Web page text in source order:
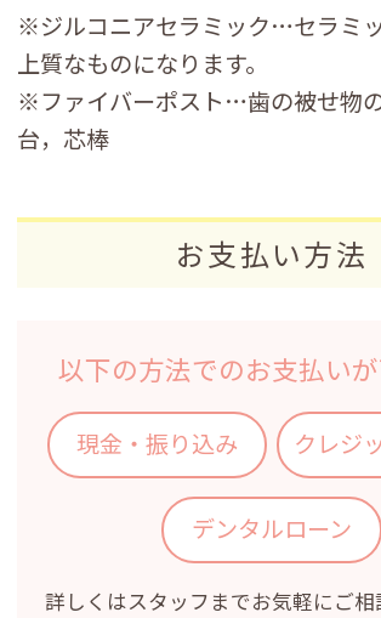
※ジルコニアセラミック…セラミ
上質なものになります。
※ファイバーポスト…歯の被せ物
台，芯棒
お支払い方法
以下の方法でのお支払い
現金・振り込み クレジ
デンタルローン
詳しくはスタッフまでお気軽にご相